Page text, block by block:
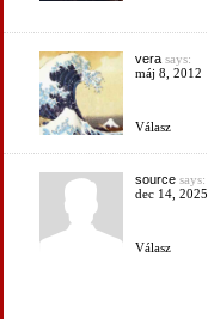
verasays:
máj 8, 2012
Válasz
sourcesays:
dec 14, 2025
Válasz